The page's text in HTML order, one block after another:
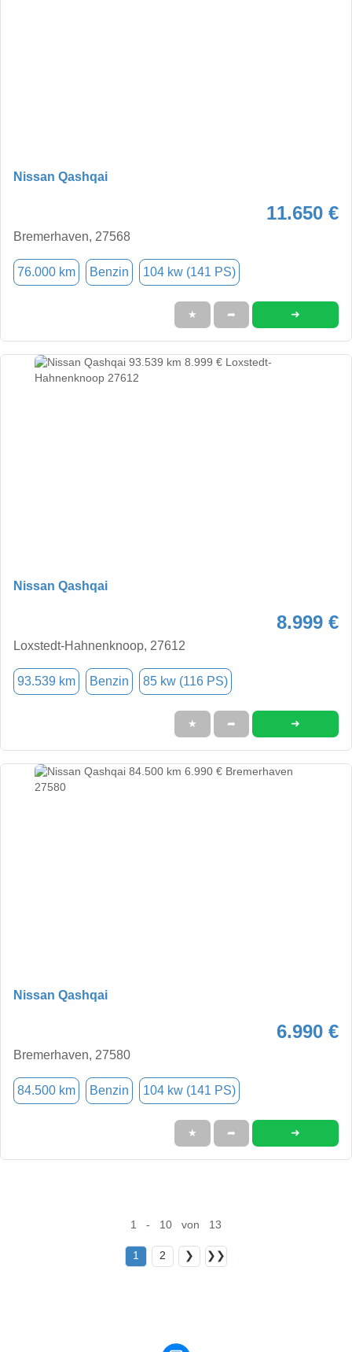
Nissan Qashqai
11.650 €
Bremerhaven, 27568
76.000 km Benzin 104 kw (141 PS)
★ ➦ ➜
Nissan Qashqai
8.999 €
Loxstedt-Hahnenknoop, 27612
93.539 km Benzin 85 kw (116 PS)
★ ➦ ➜
Nissan Qashqai
6.990 €
Bremerhaven, 27580
84.500 km Benzin 104 kw (141 PS)
★ ➦ ➜
1 - 10 von 13
1 2 ❯ ❯❯